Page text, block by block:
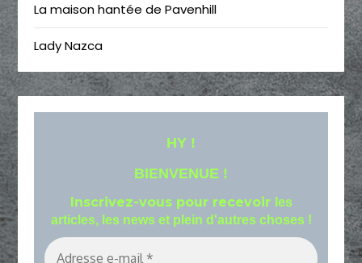
La maison hantée de Pavenhill
Lady Nazca
HY !
BIENVENUE !
Inscrivez-vous pour recevoir les
articles, les news et plein d'autres choses !